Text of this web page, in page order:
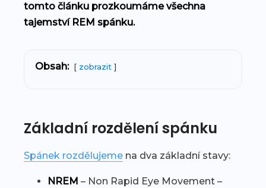
tomto článku prozkoumáme všechna
tajemství REM spánku.
Obsah: zobrazit
Základní rozdělení spánku
Spánek rozdělujeme na dva základní stavy:
NREM – Non Rapid Eye Movement –